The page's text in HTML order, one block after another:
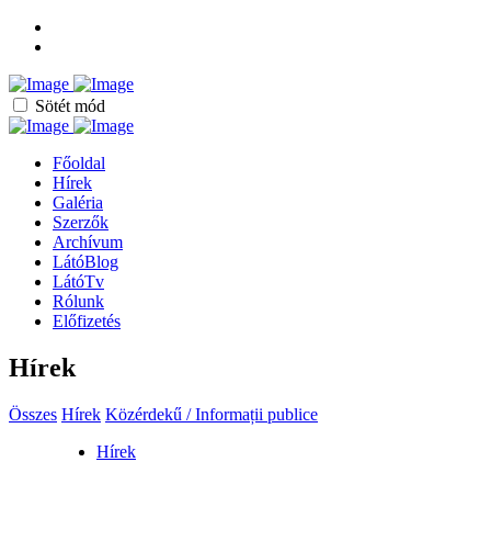
Sötét mód
Főoldal
Hírek
Galéria
Szerzők
Archívum
LátóBlog
LátóTv
Rólunk
Előfizetés
Hírek
Összes Hírek Közérdekű / Informații publice
Hírek